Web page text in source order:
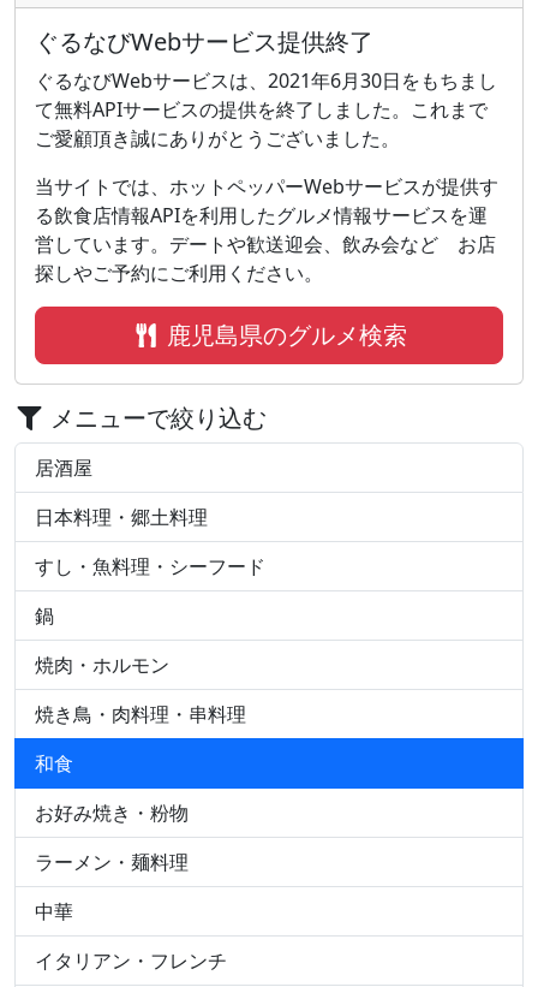
ぐるなびWebサービス提供終了
ぐるなびWebサービスは、2021年6月30日をもちまし
て無料APIサービスの提供を終了しました。これまで
ご愛顧頂き誠にありがとうございました。
当サイトでは、ホットペッパーWebサービスが提供す
る飲食店情報APIを利用したグルメ情報サービスを運
営しています。デートや歓送迎会、飲み会などゝお店
探しやご予約にご利用ください。
鹿児島県のグルメ検索
メニューで絞り込む
居酒屋
日本料理・郷土料理
すし・魚料理・シーフード
鍋
焼肉・ホルモン
焼き鳥・肉料理・串料理
和食
お好み焼き・粉物
ラーメン・麺料理
中華
イタリアン・フレンチ